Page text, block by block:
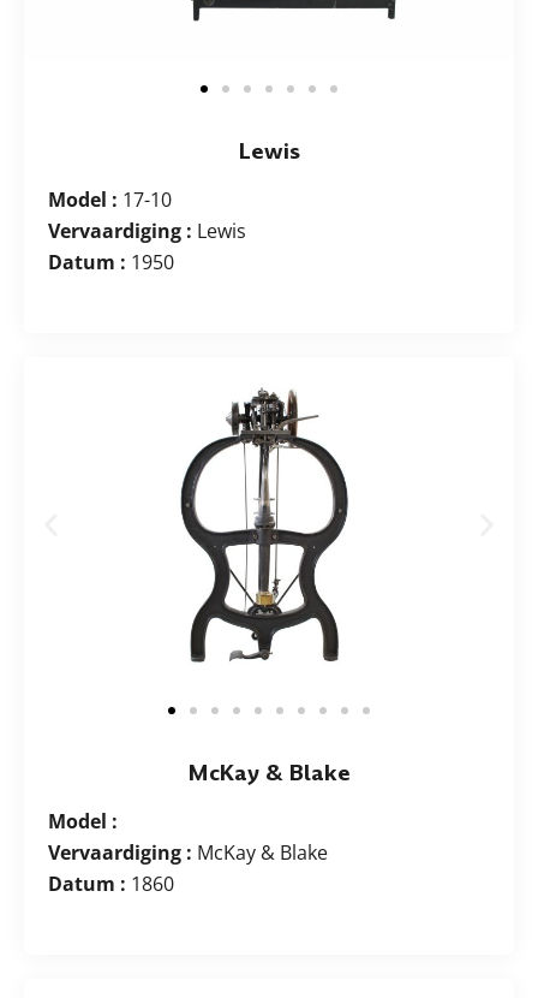
Lewis
Model : 17-10
Vervaardiging : Lewis
Datum : 1950
McKay & Blake
Model :
Vervaardiging : McKay & Blake
Datum : 1860